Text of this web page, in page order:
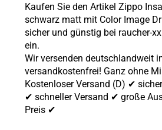
Kaufen Sie den Artikel Zippo
schwarz matt mit Color Image
sicher und günstig bei raucher-
ein.
Wir versenden deutschlandweit
versandkostenfrei! Ganz ohne
Kostenloser Versand (D) ✔
✔ schneller Versand ✔ große
Preis ✔